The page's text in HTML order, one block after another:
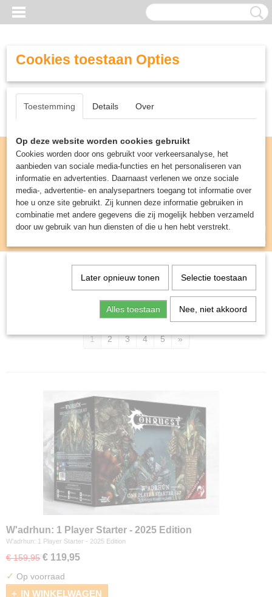
Inloggen Registreren
UW WINKELWAGEN
(0)
Miniature Gaming>Conquest / First Blood
1 2 3 4 5 »
W'adrhun: 1 Player Starter - 2025 Edition
W'adrhun: 1 Player Starter - 2025 Edition
€ 159,95 € 119,95
✓ Op voorraad
IN WINKELWAGEN
Cookies toestaan Opties
Toestemming Details Over
Op deze website worden cookies gebruikt
Cookies worden door ons gebruikt voor verkeersanalyse, het
aanbieden van sociale media-functies en het personaliseren van
informatie en advertenties. Daarnaast verlenen we onze sociale
media-, advertentie- en analysepartners toegang tot informatie over
hoe u onze site gebruikt. Zij kunnen deze informatie gebruiken in
combinatie met andere gegevens die zij mogelijk hebben verzameld
door uw gebruik van hun diensten of die u hen hebt verstrekt.
Later opnieuw tonen Selectie toestaan
Alles toestaan Nee, niet akkoord